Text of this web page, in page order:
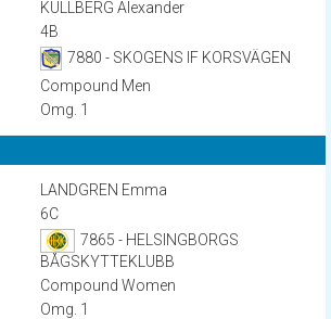
KULLBERG Alexander
4B
7880 - SKOGENS IF KORSVÄGEN
Compound Men
Omg. 1
LANDGREN Emma
6C
7865 - HELSINGBORGS
BÅGSKYTTEKLUBB
Compound Women
Omg. 1